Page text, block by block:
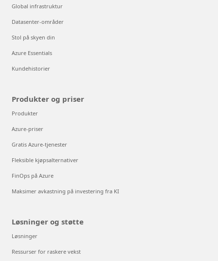
Global infrastruktur
Datasenter-områder
Stol på skyen din
Azure Essentials
Kundehistorier
Produkter og priser
Produkter
Azure-priser
Gratis Azure-tjenester
Fleksible kjøpsalternativer
FinOps på Azure
Maksimer avkastning på investering fra KI
Løsninger og støtte
Løsninger
Ressurser for raskere vekst